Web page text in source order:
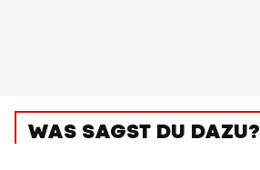
WAS SAGST DU DAZU?